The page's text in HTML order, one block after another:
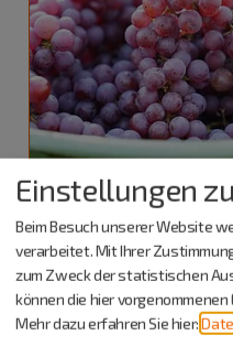
Greding
18. - 20.09.26
Kulinarische Veranstaltungen
Federweißer
am Bleimer Schloss
Einstellungen
Beim Besuch unserer Website
verarbeitet. Mit Ihrer
zum Zweck der statistischen
können die hier
Mehr dazu erfahren Sie hier: